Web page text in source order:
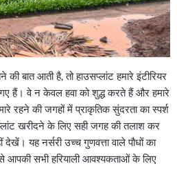
की बात आती है, तो हाउसप्लांट हमारे इंटीरियर
हैं। वे न केवल हवा को शुद्ध करते हैं और हमारे
रहने की जगहों में प्राकृतिक सुंदरता का स्पर्श
खरीदने के लिए सही जगह की तलाश कर
यह नर्सरी उच्च गुणवत्ता वाले पौधों का
आपकी सभी हरियाली आवश्यकताओं के लिए